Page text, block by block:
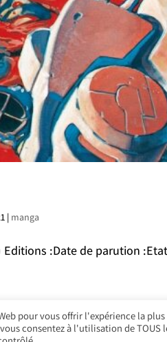
| manga
Editions :Date de parution
: SCAGraphic
pour vous offrir l'expérience la
consentez à l'utilisation de TOUS